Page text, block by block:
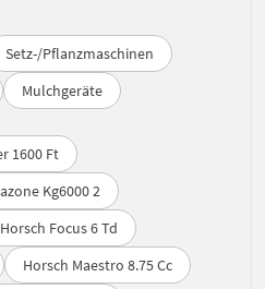
Setz-/Pflanzmaschinen
Mulchgeräte
1600 Ft
Kg6000 2
Horsch Focus 6 Td
Horsch Maestro 8.75 Cc